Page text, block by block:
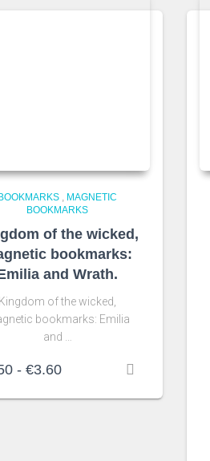
BOOKMARKS , MAGNETIC
BOOKMARKS
of the wicked,
bookmarks:
and Wrath.
Kingdom of the wicked,
bookmarks: Emilia
and …
- €3.60Rango
precios: